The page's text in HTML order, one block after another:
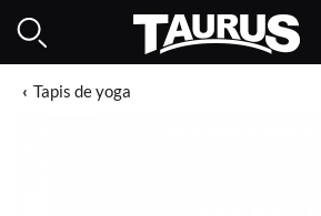
Tapis de yoga